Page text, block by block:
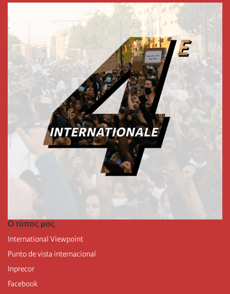
Ο τύπος μας
International Viewpoint
Punto de vista internacional
Inprecor
Facebook